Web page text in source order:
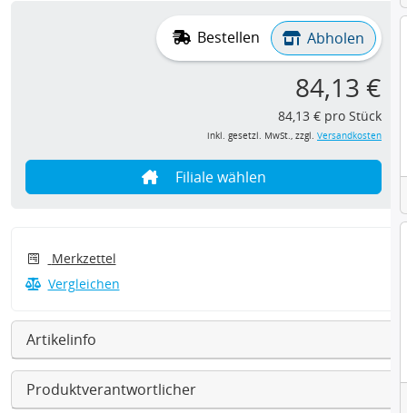
Bestellen Abholen
84,13 €
84,13 € pro Stück
inkl. gesetzl. MwSt., zzgl. Versandkosten
Filiale wählen
Merkzettel
Vergleichen
Artikelinfo
Produktverantwortlicher